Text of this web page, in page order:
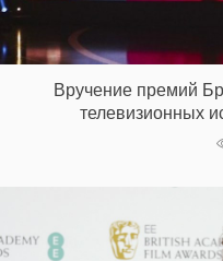
Вручение премий
телевизионных